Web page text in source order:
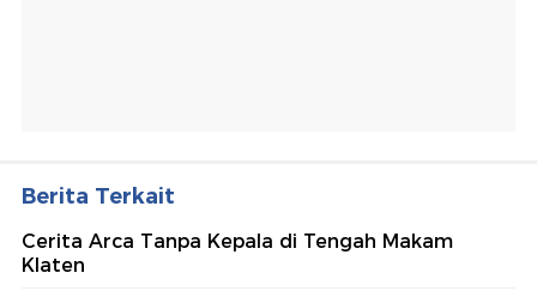
Berita Terkait
Cerita Arca Tanpa Kepala di Tengah Makam
Klaten